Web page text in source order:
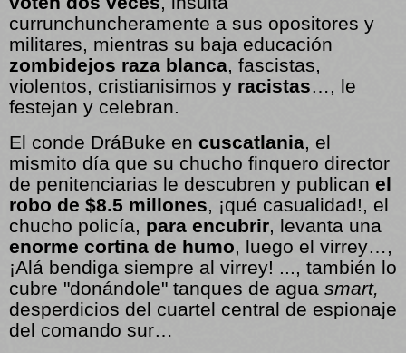
currunchuncheramente a sus opositores y
militares, mientras su baja educación
zombidejos raza blanca, fascistas,
violentos, cristianisimos y racistas…, le
festejan y celebran.
El conde DráBuke en cuscatlania, el
mismito día que su chucho finquero director
de penitenciarias le descubren y publican el
robo de $8.5 millones, ¡qué casualidad!, el
chucho policía, para encubrir, levanta una
enorme cortina de humo, luego el virrey…,
¡Alá bendiga siempre al virrey! ..., también lo
cubre "donándole" tanques de agua smart,
desperdicios del cuartel central de espionaje
del comando sur…